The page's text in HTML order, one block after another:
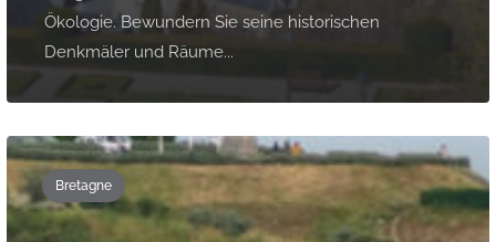
Ökologie. Bewundern Sie seine historischen
Denkmäler und Räume...
Bretagne